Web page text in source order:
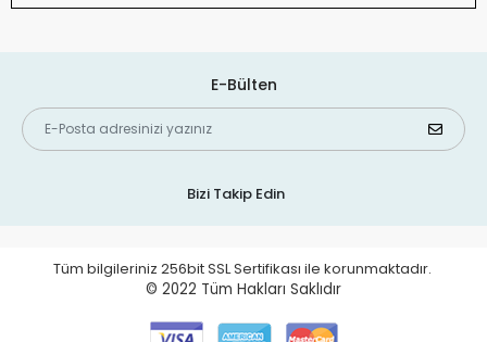
E-Bülten
Bizi Takip Edin
Tüm bilgileriniz 256bit SSL Sertifikası ile korunmaktadır.
© 2022 Tüm Hakları Saklıdır